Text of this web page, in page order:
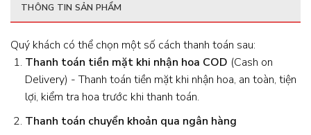
THÔNG TIN SẢN PHẨM
Quý khách có thể chọn một số cách thanh toán sau:
Thanh toán tiền mặt khi nhận hoa COD (Cash on
Delivery) - Thanh toán tiền mặt khi nhận hoa, an toàn, tiện
lợi, kiểm tra hoa trước khi thanh toán.
Thanh toán chuyển khoản qua ngân hàng